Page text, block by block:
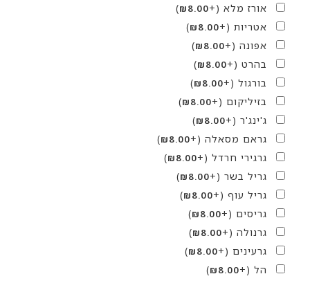
אורז מלא (+
₪8.00
)
אטריות (+
₪8.00
)
אפונה (+
₪8.00
)
בהרט (+
₪8.00
)
בורגול (+
₪8.00
)
בזיליקום (+
₪8.00
)
ג'ינג'ר (+
₪8.00
)
גראם מסאלה (+
₪8.00
)
גרגירי חרדל (+
₪8.00
)
גריל בשר (+
₪8.00
)
גריל עוף (+
₪8.00
)
גריסים (+
₪8.00
)
גרנולה (+
₪8.00
)
גרעינים (+
₪8.00
)
הל (+
₪8.00
)